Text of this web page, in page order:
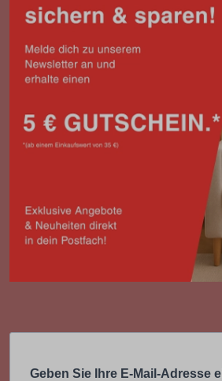
Geben Sie Ihre E-Mail-Adresse